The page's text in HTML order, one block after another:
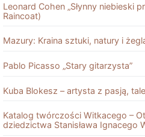
Leonard Cohen „Słynny niebieski
Raincoat)
Mazury: Kraina sztuki, natury i
Pablo Picasso „Stary gitarzysta”
Kuba Blokesz – artysta z pasją,
Katalog twórczości Witkacego –
dziedzictwa Stanisława Ignacego